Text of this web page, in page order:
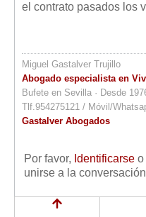
el contrato pasados los
Miguel Gastalver Trujillo
Abogado especialista en
Bufete en Sevilla · Desde
Tlf.954275121 / Móvil/
Gastalver Abogados
Por favor, Identificarse o
unirse a la